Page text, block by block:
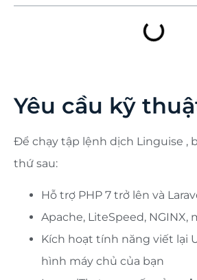
Yêu cầu kỹ
Để chạy tập lệnh dịch Linguise ,
thứ sau:
Hỗ trợ PHP 7 trở lên và
Apache, LiteSpeed, NGINX,
Kích hoạt tính năng viết lại
hình máy chủ của bạn